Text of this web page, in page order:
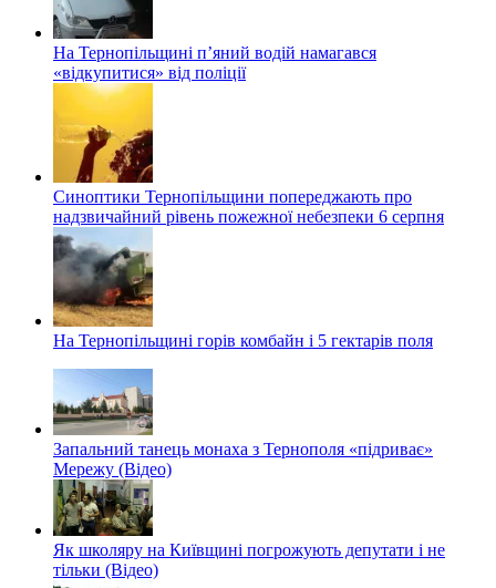
На Тернопільщині п’яний водій намагався
«відкупитися» від поліції
Синоптики Тернопільщини попереджають про
надзвичайний рівень пожежної небезпеки 6 серпня
На Тернопільщині горів комбайн і 5 гектарів поля
Запальний танець монаха з Тернополя «підриває»
Мережу (Відео)
Як школяру на Київщині погрожують депутати і не
тільки (Відео)